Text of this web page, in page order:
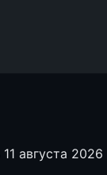
11 августа 2026